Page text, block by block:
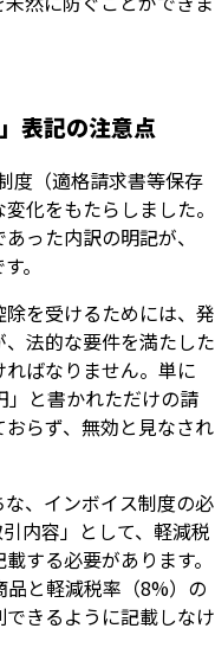
表記の注意点
度（適格請求書等保存
化をもたらしました。
った内訳の明記が、
。
を受けるためには、発
法的な要件を満たした
ればなりません。単に
」と書かれただけの請
らず、無効と見なされ
な、インボイス制度の必
内容」として、軽減税
する必要があります。
品と軽減税率（8%）の
きるように記載しなけ